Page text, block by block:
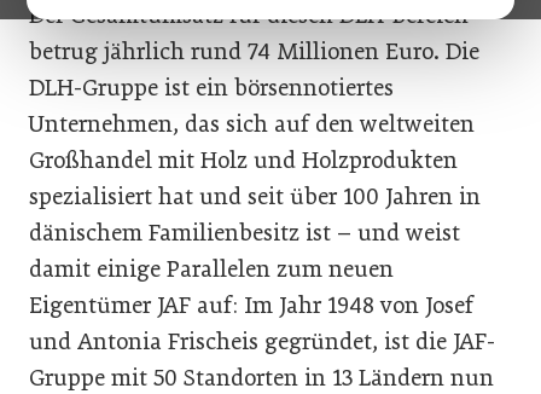
Der Gesamtumsatz für diesen DLH-Bereich
betrug jährlich rund 74 Millionen Euro. Die
DLH-Gruppe ist ein börsennotiertes
Unternehmen, das sich auf den weltweiten
Großhandel mit Holz und Holzprodukten
spezialisiert hat und seit über 100 Jahren in
dänischem Familienbesitz ist – und weist
damit einige Parallelen zum neuen
Eigentümer JAF auf: Im Jahr 1948 von Josef
und Antonia Frischeis gegründet, ist die JAF-
Gruppe mit 50 Standorten in 13 Ländern nun